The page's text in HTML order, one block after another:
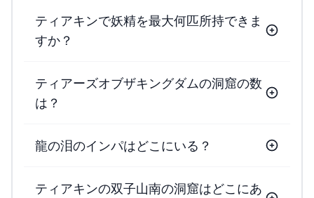
ティアキンで妖精を最大何匹所持できま
すか？
ティアーズオブザキングダムの洞窟の数
は？
龍の泪のインパはどこにいる？
ティアキンの双子山南の洞窟はどこにあ